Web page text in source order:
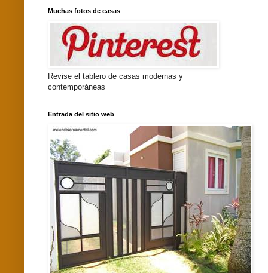
Muchas fotos de casas
Revise el tablero de casas modernas y
contemporáneas
Entrada del sitio web